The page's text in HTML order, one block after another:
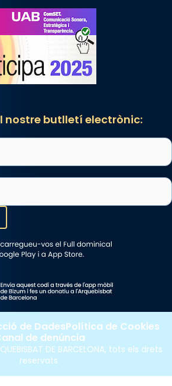
nostre butlletí electrònic:
DE BARCELONA, tots els drets
reservats.
de DadesPolítica de Cookies
de denúncia